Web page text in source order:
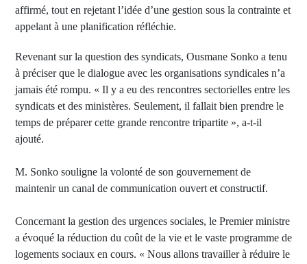
affirmé, tout en rejetant l’idée d’une gestion sous la contrainte et
appelant à une planification réfléchie.
Revenant sur la question des syndicats, Ousmane Sonko a tenu
à préciser que le dialogue avec les organisations syndicales n’a
jamais été rompu. « Il y a eu des rencontres sectorielles entre les
syndicats et des ministères. Seulement, il fallait bien prendre le
temps de préparer cette grande rencontre tripartite », a-t-il
ajouté.
M. Sonko souligne la volonté de son gouvernement de
maintenir un canal de communication ouvert et constructif.
Concernant la gestion des urgences sociales, le Premier ministre
a évoqué la réduction du coût de la vie et le vaste programme de
logements sociaux en cours. « Nous allons travailler à réduire le